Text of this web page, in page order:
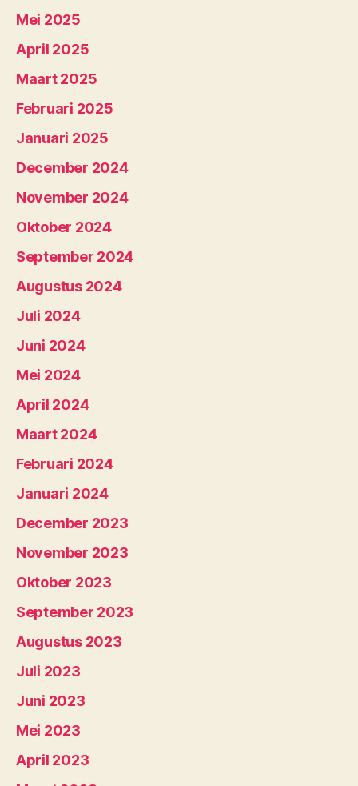
Mei 2025
April 2025
Maart 2025
Februari 2025
Januari 2025
December 2024
November 2024
Oktober 2024
September 2024
Augustus 2024
Juli 2024
Juni 2024
Mei 2024
April 2024
Maart 2024
Februari 2024
Januari 2024
December 2023
November 2023
Oktober 2023
September 2023
Augustus 2023
Juli 2023
Juni 2023
Mei 2023
April 2023